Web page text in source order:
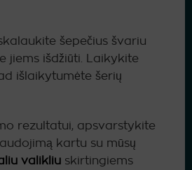
šepečius švariu
jiems išdžiūti. Laikykite
išlaikytumėte šerių
rezultatui, apsvarstykite
kartu su mūsų
valikliuskirtingiems